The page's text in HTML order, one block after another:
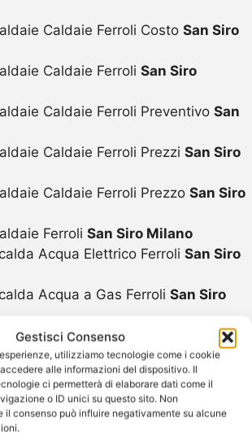
Gestisci Consenso
utilizziamo tecnologie come i cookie
alle informazioni del dispositivo. Il
ci permetterà di elaborare dati come il
o ID unici su questo sito. Non
il consenso può influire negativamente su alcune
Caldaie Ferroli Costo San Siro
Caldaie Ferroli San Siro
Caldaie Ferroli Preventivo San
Caldaie Ferroli Prezzi San Siro
Caldaie Ferroli Prezzo San Siro
Ferroli San Siro Milano
Acqua Elettrico Ferroli San Siro
Acqua a Gas Ferroli San Siro
Elettrico Ferroli
San Siro
a Gas FerroliSan Siro